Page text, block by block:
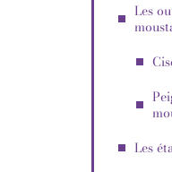
Les
Les